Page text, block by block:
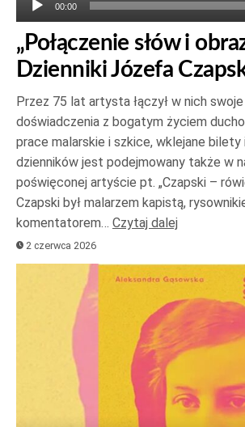
00:00
„Połączenie słów i
Dzienniki Józefa
Przez 75 lat artysta łączył w nich
doświadczenia z bogatym życiem
prace malarskie i szkice, wklejane bilety
dzienników jest podejmowany także w
poświęconej artyście pt. „Czapski –
Czapski był malarzem kapistą,
komentatorem… Czytaj dalej
2 czerwca 2026
Odtwarzacz
dźwiękowych